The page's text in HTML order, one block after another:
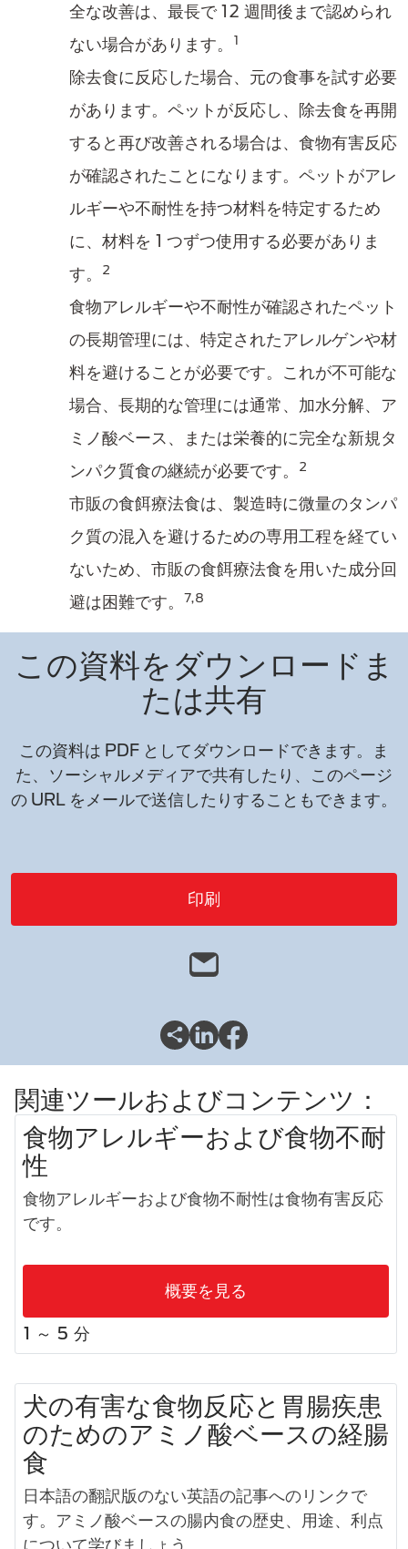
全な改善は、最長で 12 週間後まで認められ
ない場合があります。
1
除去食に反応した場合、元の食事を試す必要
があります。ペットが反応し、除去食を再開
すると再び改善される場合は、食物有害反応
が確認されたことになります。ペットがアレ
ルギーや不耐性を持つ材料を特定するため
に、材料を 1 つずつ使用する必要がありま
す。
2
食物アレルギーや不耐性が確認されたペット
の長期管理には、特定されたアレルゲンや材
料を避けることが必要です。これが不可能な
場合、長期的な管理には通常、加水分解、ア
ミノ酸ベース、または栄養的に完全な新規タ
ンパク質食の継続が必要です。
2
市販の食餌療法食は、製造時に微量のタンパ
ク質の混入を避けるための専用工程を経てい
ないため、市販の食餌療法食を用いた成分回
避は困難です。
7,8
この資料をダウンロードま
たは共有
この資料は PDF としてダウンロードできます。ま
た、ソーシャルメディアで共有したり、このページ
の URL をメールで送信したりすることもできます。
印刷
関連ツールおよびコンテンツ：
食物アレルギーおよび食物不耐
性
食物アレルギーおよび食物不耐性は食物有害反応
です。
概要を見る
1 ～ 5 分
犬の有害な食物反応と胃腸疾患
のためのアミノ酸ベースの経腸
食
日本語の翻訳版のない英語の記事へのリンクで
す。アミノ酸ベースの腸内食の歴史、用途、利点
について学びましょう。